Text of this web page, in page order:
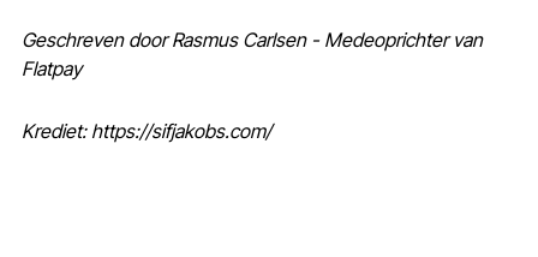
Geschreven door Rasmus Carlsen - Medeoprichter van
Flatpay
Krediet: https://sifjakobs.com/